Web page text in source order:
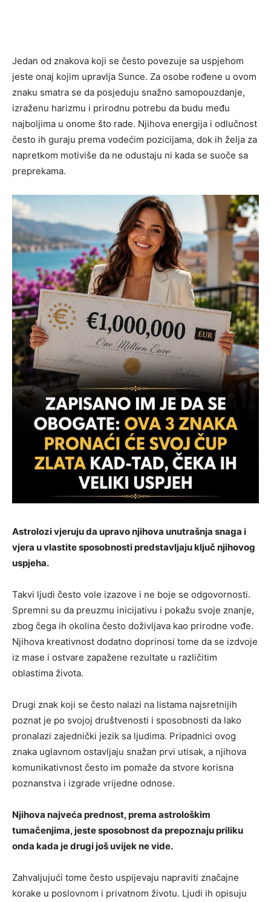
Jedan od znakova koji se često povezuje sa uspjehom
jeste onaj kojim upravlja Sunce. Za osobe rođene u ovom
znaku smatra se da posjeduju snažno samopouzdanje,
izraženu harizmu i prirodnu potrebu da budu među
najboljima u onome što rade. Njihova energija i odlučnost
često ih guraju prema vodećim pozicijama, dok ih želja za
napretkom motiviše da ne odustaju ni kada se suoče sa
preprekama.
Astrolozi vjeruju da upravo njihova unutrašnja snaga i
vjera u vlastite sposobnosti predstavljaju ključ njihovog
uspjeha.
Takvi ljudi često vole izazove i ne boje se odgovornosti.
Spremni su da preuzmu inicijativu i pokažu svoje znanje,
zbog čega ih okolina često doživljava kao prirodne vođe.
Njihova kreativnost dodatno doprinosi tome da se izdvoje
iz mase i ostvare zapažene rezultate u različitim
oblastima života.
Drugi znak koji se često nalazi na listama najsretnijih
poznat je po svojoj društvenosti i sposobnosti da lako
pronalazi zajednički jezik sa ljudima. Pripadnici ovog
znaka uglavnom ostavljaju snažan prvi utisak, a njihova
komunikativnost često im pomaže da stvore korisna
poznanstva i izgrade vrijedne odnose.
Njihova najveća prednost, prema astrološkim
tumačenjima, jeste sposobnost da prepoznaju priliku
onda kada je drugi još uvijek ne vide.
Zahvaljujući tome često uspijevaju napraviti značajne
korake u poslovnom i privatnom životu. Ljudi ih opisuju